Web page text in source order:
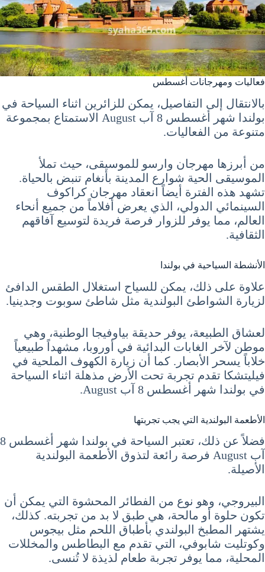
فعاليات ومهرجانات أغسطس
بالانتقال إلى التفاصيل، يمكن للزائرين اثناء السياحة في
بولندا شهر أغسطس 8 آب August الاستمتاع بمجموعة
متنوعة من الفعاليات.
من أبرزها مهرجان وارسو للموسيقى، حيث تملأ
الموسيقى الحية شوارع المدينة بأنغام تنبض بالحياة.
تشهد هذه الفترة أيضاً انعقاد مهرجان كراكوف
السينمائي الدولي، الذي يعرض أفلاماً من جميع أنحاء
العالم، مما يوفر للزوار فرصة فريدة لتوسيع آفاقهم
الثقافية.
الأنشطة السياحية في بولندا
علاوة على ذلك، يمكن للسياح استغلال الطقس الدافئ
لزيارة الشواطئ البولندية مثل شاطئ سوبوت وجدينيا.
لعشاق الطبيعة، يوفر حديقة بياوفيجا الوطنية، وهي
موطن لآخر الغابات البدائية في أوروبا، مشهداً طبيعياً
خلاباً يسحر الأبصار. كما أن زيارة الكهوف الملحية في
فيليتشكا تقدم تجربة تحت الأرض مذهلة اثناء السياحة
في بولندا شهر أغسطس 8 آب August.
الأطعمة البولندية التي يجب تجربتها
فضلاً عن ذلك، تعتبر السياحة في بولندا شهر أغسطس 8
آب August فرصة رائعة لتذوق الأطعمة البولندية
الأصيلة.
البيروجي، وهو نوع من الفطائر المحشوة التي يمكن أن
تكون حلوة أو مالحة، هي طبق لا بد من تجربته. كذلك،
يشتهر المطبخ البولندي بأطباق اللحم مثل بيجوس
وكوتليت شابوفي، التي تقدم مع البطاطس والمخللات
المحلية، مما يوفر تجربة طعام لذيذة لا تُنسى.